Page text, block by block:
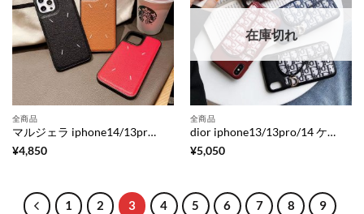
全商品
マルジェラ iphone14/13pro/13pro maxケース 芸能人 メンズ martin margiela iphone12pro/12miniカバー 夫婦 お 揃い アイフォン11pro max/x/xr 保護ケース ブランド コピー 激安
¥4,850
在庫切れ
全商品
dior iphone13/13pro/14 ケース ディオール サドル iphone14promax/12mini ケース カード 収納 iphone11pro max ケース ペア 大人 アイフォンxs/xr カバー ブランド パロディ iphonese2/8plus ケース 有名人
¥5,050
1 2 3 4 5 6 7 8 9